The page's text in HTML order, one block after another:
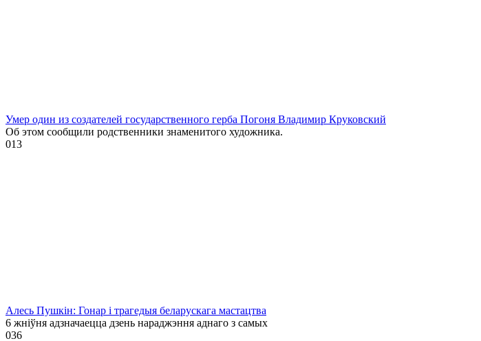
Умер один из создателей государственного герба Погоня Владимир Круковский
Об этом сообщили родственники знаменитого художника.
013
Алесь Пушкін: Гонар і трагедыя беларускага мастацтва
6 жніўня адзначаецца дзень нараджэння аднаго з самых
036